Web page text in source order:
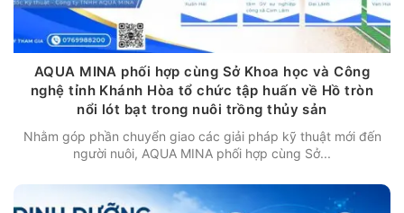
AQUA MINA phối hợp cùng Sở Khoa học và Công
nghệ tỉnh Khánh Hòa tổ chức tập huấn về Hồ tròn
nổi lót bạt trong nuôi trồng thủy sản
Nhằm góp phần chuyển giao các giải pháp kỹ thuật mới đến
người nuôi, AQUA MINA phối hợp cùng Sở...